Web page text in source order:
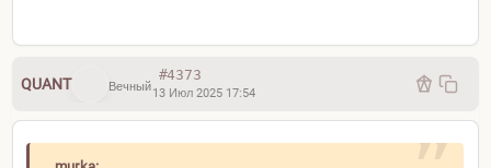
QUANT Вечный
#4373
13 Июл 2025 17:54